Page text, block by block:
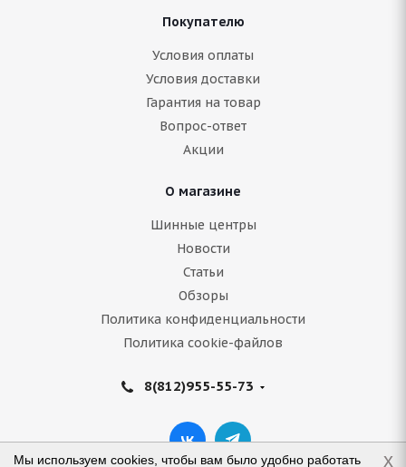
Покупателю
Условия оплаты
Условия доставки
Гарантия на товар
Вопрос-ответ
Акции
О магазине
Шинные центры
Новости
Статьи
Обзоры
Политика конфиденциальности
Политика cookie-файлов
8(812)955-55-73
Мы используем cookies, чтобы вам было удобно работать x